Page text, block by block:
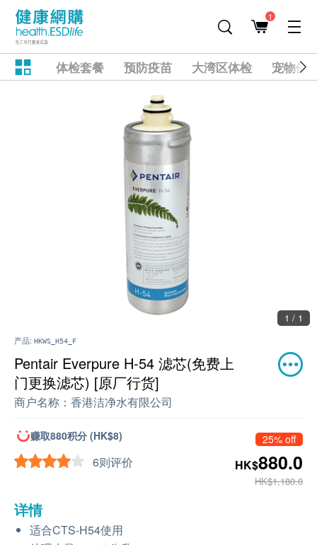
1
体检套餐 预防疫苗 大湾区体检 宠物健
1 / 1
产品: HKWS_H54_F
Pentair Everpure H-54 滤芯(免费上
门更换滤芯) [原厂行货]
商户名称： 香港洁净水有限公司
赚取880积分 (HK$8)
6则评价
25% off
HK$880.0
HK$1,180.0
详情
适合CTS-H54使用